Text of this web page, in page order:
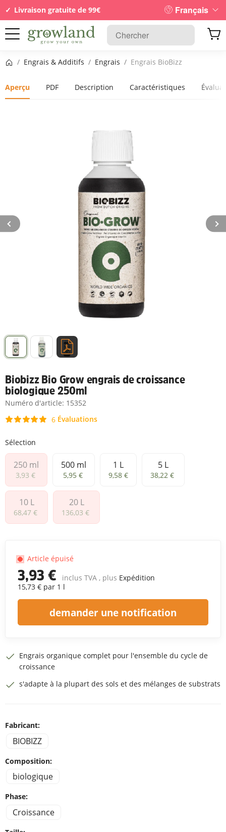
Livraison gratuite de 99€ Français
Page d’accueil
/ Engrais & Additifs / Engrais / Engrais BioBizz
Aperçu PDF Description Caractéristiques
Biobizz Bio Grow engrais de croissance
biologique 250ml
Numéro d'article: 15352
6Évaluations
Sélection
250 ml
250 ml
3,93 €
500 ml
500 ml
5,95 €
1 L
1 L
9,58 €
5 L
5 L
38,22 €
10 L
10 L
68,47 €
20 L
20 L
136,03 €
3,93 € inclus TVA , plus Expédition
15,73 € par 1 l
Article épuisé
demander une notification
Engrais organique complet pour l'ensemble du cycle de
croissance
s'adapte à la plupart des sols et des mélanges de substrats
Fabricant:
BIOBIZZ
Composition:
biologique
Phase:
Croissance